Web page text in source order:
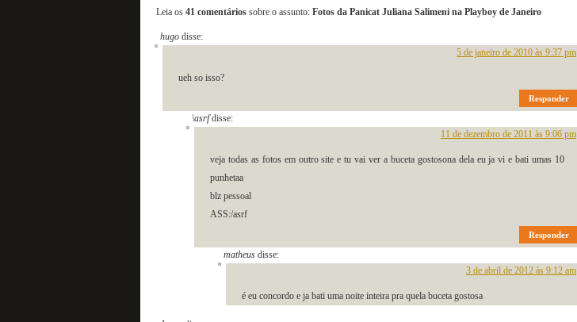
Leia os 41 comentários sobre o assunto: Fotos da Panicat Juliana Salimeni na Playboy de Janeiro
hugo disse:
5 de janeiro de 2010 às 9:37 pm
ueh so isso?
Responder
\asrf disse:
11 de dezembro de 2011 às 9:06 pm
veja todas as fotos em outro site e tu vai ver a buceta gostosona dela eu ja vi e bati umas 10
punhetaa
blz pessoal
ASS:/asrf
Responder
matheus disse:
3 de abril de 2012 às 9:12 am
é eu concordo e ja bati uma noite inteira pra quela buceta gostosa